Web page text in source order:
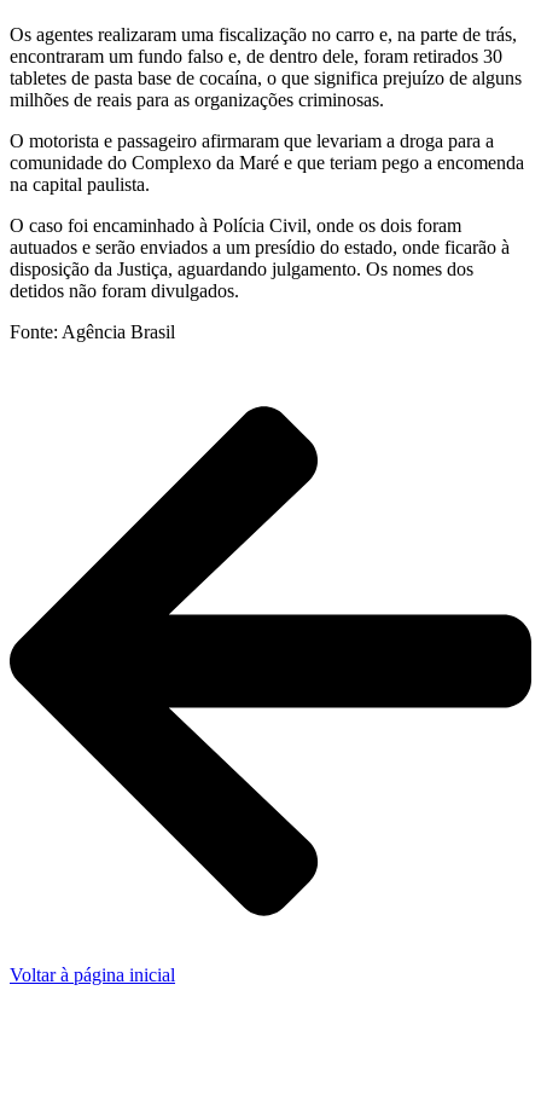
Os agentes realizaram uma fiscalização no carro e, na parte de trás,
encontraram um fundo falso e, de dentro dele, foram retirados 30
tabletes de pasta base de cocaína, o que significa prejuízo de alguns
milhões de reais para as organizações criminosas.
O motorista e passageiro afirmaram que levariam a droga para a
comunidade do Complexo da Maré e que teriam pego a encomenda
na capital paulista.
O caso foi encaminhado à Polícia Civil, onde os dois foram
autuados e serão enviados a um presídio do estado, onde ficarão à
disposição da Justiça, aguardando julgamento. Os nomes dos
detidos não foram divulgados.
Fonte: Agência Brasil
Voltar à página inicial